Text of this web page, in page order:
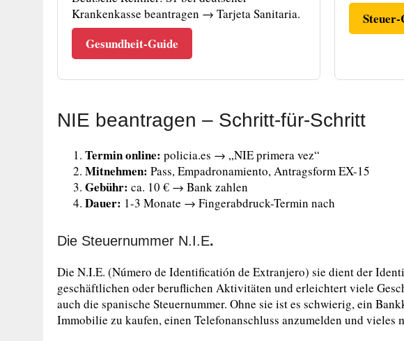
Krankenkasse beantragen → Tarjeta Sanitaria.
Gesundheit-Guide
NIE beantragen – Schritt-für-Schritt
Termin online: policia.es → „NIE primera vez“
Mitnehmen: Pass, Empadronamiento, Antragsform EX-15
Gebühr: ca. 10 € → Bank zahlen
Dauer: 1-3 Monate → Fingerabdruck-Termin nach
Die Steuernummer N.I.E.
Die N.I.E. (Número de Identificatión de Extranjero) sie dient der
geschäftlichen oder beruflichen Aktivitäten und erleichtert viele
auch die spanische Steuernummer. Ohne sie ist es schwierig, ein
Immobilie zu kaufen, einen Telefonanschluss anzumelden und vieles